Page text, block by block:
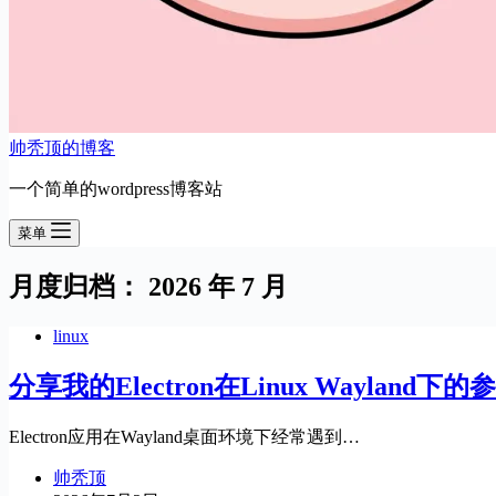
帅秃顶的博客
一个简单的wordpress博客站
菜单
月度归档： 2026 年 7 月
linux
分享我的Electron在Linux Wayland下的
Electron应用在Wayland桌面环境下经常遇到…
帅秃顶